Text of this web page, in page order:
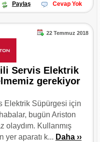
Paylaş Cevap Yok
22 Temmuz 2018
Servis Elektrik
gerekiyor
Elektrik Süpürgesi için
bugün Ariston
olaydım. Kullanmış
yer aparatı k... Daha ››